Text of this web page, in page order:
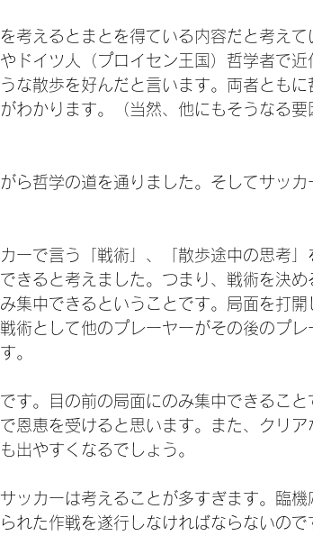
考えるとまとを得ている内容だと考えて
ドイツ人（プロイセン王国）哲学者で近
な散歩を好んだと言います。両者ともに
わかります。（当然、他にもそうなる要
ら哲学の道を通りました。そしてサッカ
ーで言う「戦術」、「散歩途中の思考」
きると考えました。つまり、戦術を決め
集中できるということです。局面を打開
術として他のプレーヤーがその後のプレ
。
す。目の前の局面にのみ集中できること
恩恵を受けると思います。また、クリア
出やすくなるでしょう。
ッカーは考えることが多すぎます。臨機
れた作戦を遂行しなければならないので